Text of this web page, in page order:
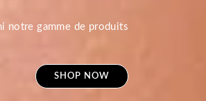
notre gamme de produits
SHOP NOW